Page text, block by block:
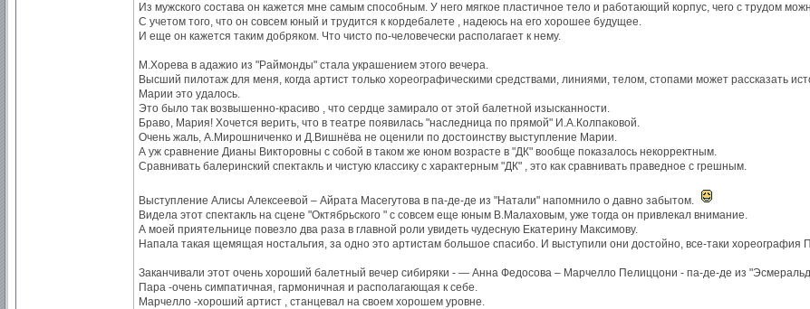
Из мужского состава он кажется мне самым способным. У него мягкое пластичное тело и работающий корпус, чего с трудом
С учетом того, что он совсем юный и трудится к кордебалете , надеюсь на его хорошее будущее.
И еще он кажется таким добряком. Что чисто по-человечески располагает к нему.
М.Хорева в адажио из "Раймонды" стала украшением этого вечера.
Высший пилотаж для меня, когда артист только хореографическими средствами, линиями, телом, стопами может рассказать
Марии это удалось.
Это было так возвышенно-красиво , что сердце замирало от этой балетной изысканности.
Браво, Мария! Хочется верить, что в театре появилась "наследница по прямой" И.А.Колпаковой.
Очень жаль, А.Мирошниченко и Д.Вишнёва не оценили по достоинству выступление Марии.
А уж сравнение Дианы Викторовны с собой в таком же юном возрасте в "ДК" вообще показалось некорректным.
Сравнивать балеринский спектакль и чистую классику с характерным "ДК" , это как сравнивать праведное с грешным.
Выступление Алисы Алексеевой – Айрата Масегутова в па-де-де из "Натали" напомнило о давно забытом.
Видела этот спектакль на сцене "Октябрьского " с совсем еще юным В.Малаховым, уже тогда он привлекал внимание.
А моей приятельнице повезло два раза в главной роли увидеть чудесную Екатерину Максимову.
Напала такая щемящая ностальгия, за одно это артистам большое спасибо. И выступили они достойно, все-таки хореография
Заканчивали этот очень хороший балетный вечер сибиряки - — Анна Федосова – Марчелло Пелиццони - па-де-де из
Пара -очень симпатичная, гармоничная и располагающая к себе.
Марчелло -хороший артист , станцевал на своем хорошем уровне.